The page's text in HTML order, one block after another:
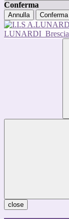
Conferma
Annulla Conferma
LUNARDI Brescia
close